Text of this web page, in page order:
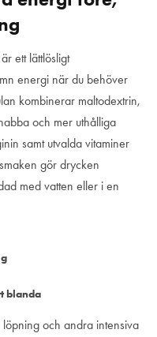
ett lättlösligt
energi när du behöver
kombinerar maltodextrin,
och mer uthålliga
samt utvalda vitaminer
gör drycken
med vatten eller i en
blanda
och andra intensiva